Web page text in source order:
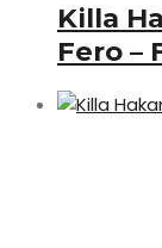
Killa
Fero –